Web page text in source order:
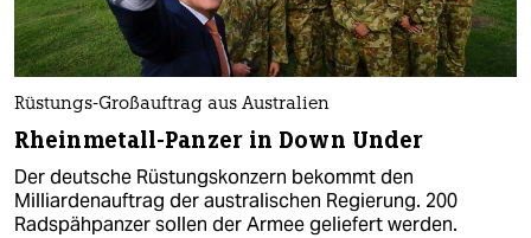
Rüstungs-Großauftrag aus Australien
Rheinmetall-Panzer in Down Under
Der deutsche Rüstungskonzern bekommt den
Milliardenauftrag der australischen Regierung. 200
Radspähpanzer sollen der Armee geliefert werden.